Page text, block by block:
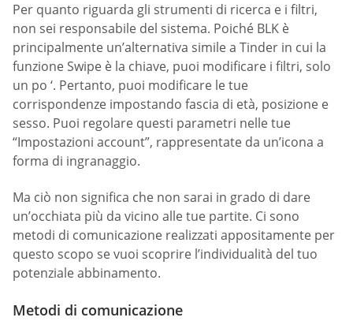
Per quanto riguarda gli strumenti di ricerca e i filtri,
non sei responsabile del sistema. Poiché BLK è
principalmente un’alternativa simile a Tinder in cui la
funzione Swipe è la chiave, puoi modificare i filtri, solo
un po ‘. Pertanto, puoi modificare le tue
corrispondenze impostando fascia di età, posizione e
sesso. Puoi regolare questi parametri nelle tue
“Impostazioni account”, rappresentate da un’icona a
forma di ingranaggio.
Ma ciò non significa che non sarai in grado di dare
un’occhiata più da vicino alle tue partite. Ci sono
metodi di comunicazione realizzati appositamente per
questo scopo se vuoi scoprire l’individualità del tuo
potenziale abbinamento.
Metodi di comunicazione